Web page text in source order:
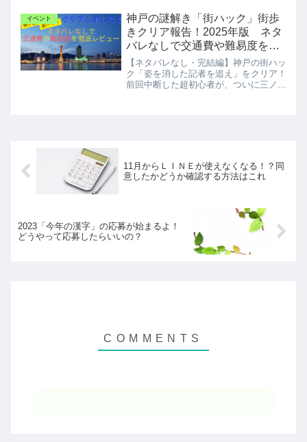
イベント
神戸の謎解き「街ハック」街歩
きクリア報告！2025年版 ネタ
バレなしで交通費や難易度を徹
底レビュー
【ネタバレなし・完結編】神戸の街ハッ
ク「姿を消した記者を追え」をクリア！
前回中断した超初心者が、ついに三ノ宮
11月からＬＩＮＥが使えなくなる！？同
意したかどうか確認する方法はこれ
2023「今年の漢字」の応募が始まるよ！
どうやって応募したらいいの？